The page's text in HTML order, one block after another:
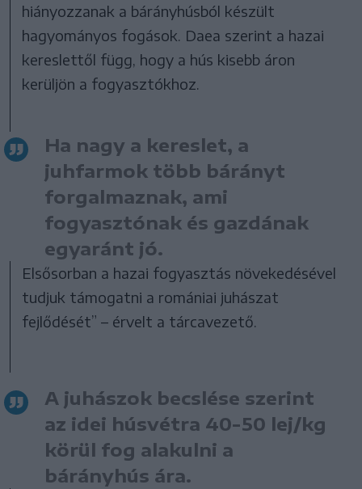
hiányozzanak a bárányhúsból készült
hagyományos fogások. Daea szerint a hazai
kereslettől függ, hogy a hús kisebb áron
kerüljön a fogyasztókhoz.
Ha nagy a kereslet, a
juhfarmok több bárányt
forgalmaznak, ami
fogyasztónak és gazdának
egyaránt jó.
Elsősorban a hazai fogyasztás növekedésével
tudjuk támogatni a romániai juhászat
fejlődését” – érvelt a tárcavezető.
A juhászok becslése szerint
az idei húsvétra 40-50 lej/kg
körül fog alakulni a
bárányhús ára.